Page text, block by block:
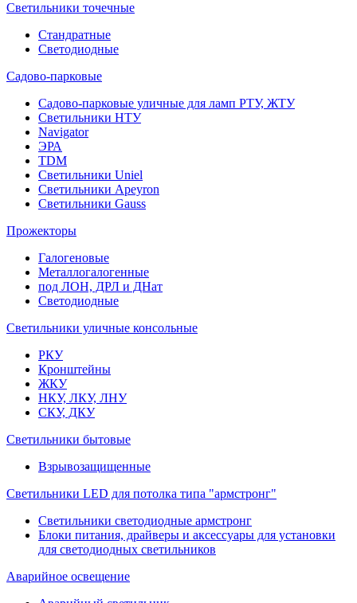
Светильники точечные
Стандратные
Светодиодные
Садово-парковые
Садово-парковые уличные для ламп РТУ, ЖТУ
Светильники НТУ
Navigator
ЭРА
TDM
Светильники Uniel
Светильники Apeyron
Светильники Gauss
Прожекторы
Галогеновые
Металлогалогенные
под ЛОН, ДРЛ и ДНат
Светодиодные
Светильники уличные консольные
РКУ
Кронштейны
ЖКУ
НКУ, ЛКУ, ЛНУ
СКУ, ДКУ
Светильники бытовые
Взрывозащищенные
Светильники LED для потолка типа "армстронг"
Светильники светодиодные армстронг
Блоки питания, драйверы и аксессуары для установки
для светодиодных светильников
Аварийное освещение